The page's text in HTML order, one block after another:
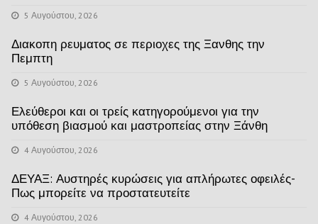
5 Αυγούστου, 2026
Διακοπη ρευματος σε περιοχες της Ξανθης την
Πεμπτη
5 Αυγούστου, 2026
Ελεύθεροι και οι τρείς κατηγορούμενοι για την
υπόθεση βιασμού και μαστροπείας στην Ξάνθη
4 Αυγούστου, 2026
ΔΕΥΑΞ: Αυστηρές κυρώσεις για απλήρωτες οφειλές-
Πως μπορείτε να προστατευτείτε
4 Αυγούστου, 2026